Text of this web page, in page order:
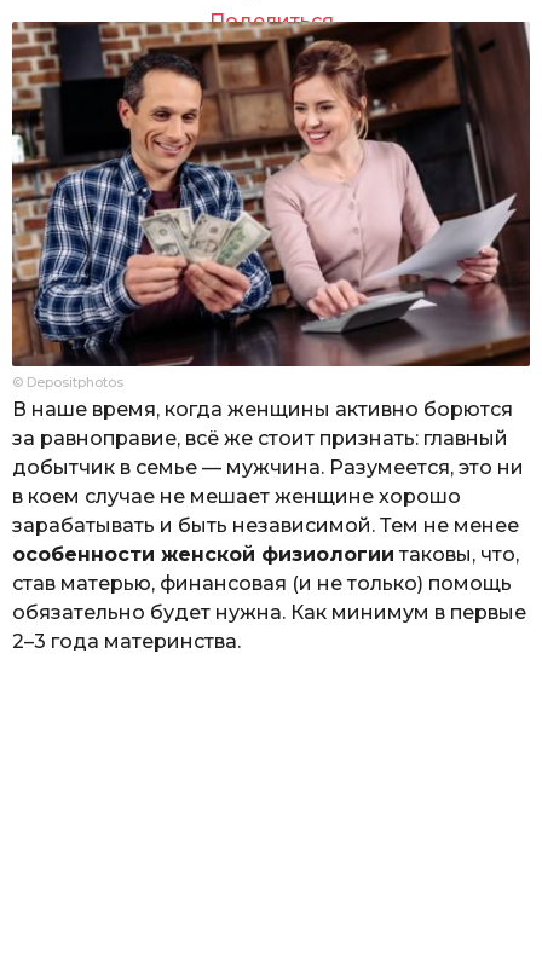
Поделиться
© Depositphotos
В наше время, когда женщины активно борются
за равноправие, всё же стоит признать: главный
добытчик в семье — мужчина. Разумеется, это ни
в коем случае не мешает женщине хорошо
зарабатывать и быть независимой. Тем не менее
особенности женской физиологии таковы, что,
став матерью, финансовая (и не только) помощь
обязательно будет нужна. Как минимум в первые
2–3 года материнства.